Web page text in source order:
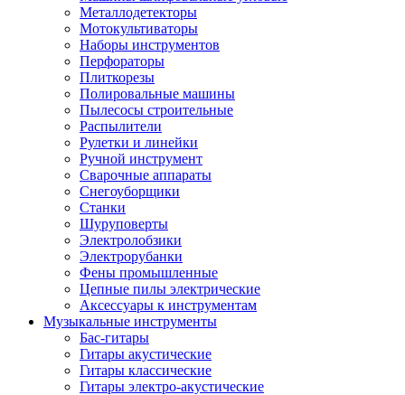
Металлодетекторы
Мотокультиваторы
Наборы инструментов
Перфораторы
Плиткорезы
Полировальные машины
Пылесосы строительные
Распылители
Рулетки и линейки
Ручной инструмент
Сварочные аппараты
Снегоуборщики
Станки
Шуруповерты
Электролобзики
Электрорубанки
Фены промышленные
Цепные пилы электрические
Аксессуары к инструментам
Музыкальные инструменты
Бас-гитары
Гитары акустические
Гитары классические
Гитары электро-акустические